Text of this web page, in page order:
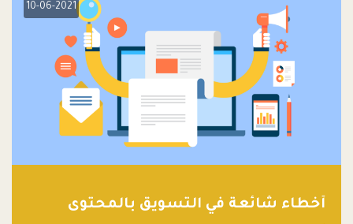
10-06-2021
أخطاء شائعة في التسويق بالمحتوى